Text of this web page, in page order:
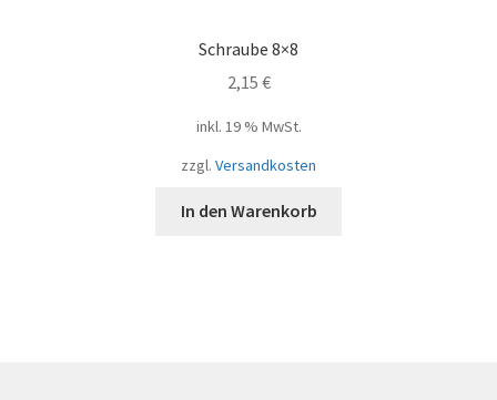
Schraube 8×8
2,15 €
inkl. 19 % MwSt.
zzgl. Versandkosten
In den Warenkorb